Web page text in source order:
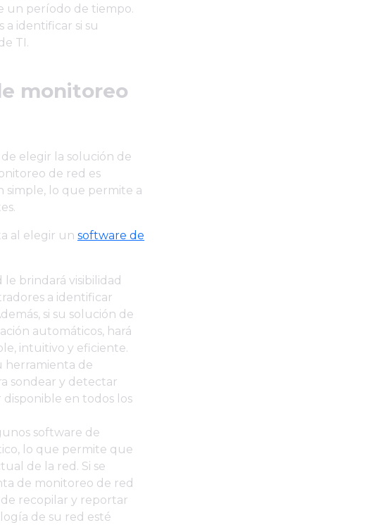
un período de tiempo.
a identificar si su
TI.
monitoreo
elegir la solución de
de red es
simple, lo que permite a
al elegir un software de
brindará visibilidad
a identificar
si su solución de
automáticos, hará
intuitivo y eficiente.
herramienta de
sondear y detectar
en todos los
software de
lo que permite que
de la red. Si se
de monitoreo de red
recopilar y reportar
de su red esté